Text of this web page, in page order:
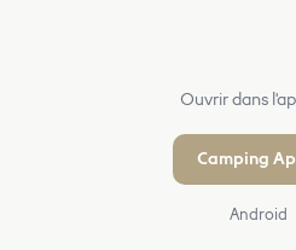
Ouvrir dans
Camping
Android